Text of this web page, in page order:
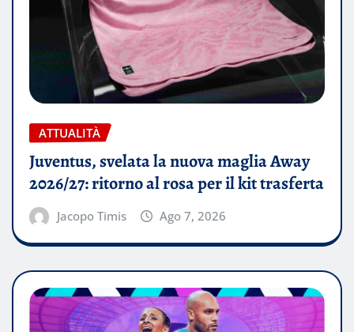
ATTUALITÀ
Juventus, svelata la nuova maglia Away
2026/27: ritorno al rosa per il kit trasferta
Jacopo Timis Ago 7, 2026